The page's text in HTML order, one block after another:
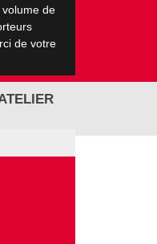
de
de votre